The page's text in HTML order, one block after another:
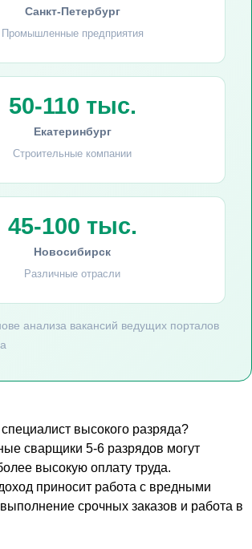
Санкт-Петербург
Промышленные предприятия
50-110 тыс.
Екатеринбург
Строительные компании
45-100 тыс.
Новосибирск
Различные отрасли
анализа вакансий ведущих порталов
высокого разряда?
сварщики 5-6 разрядов могут
высокую оплату труда.
приносит работа с вредными
срочных заказов и работа в